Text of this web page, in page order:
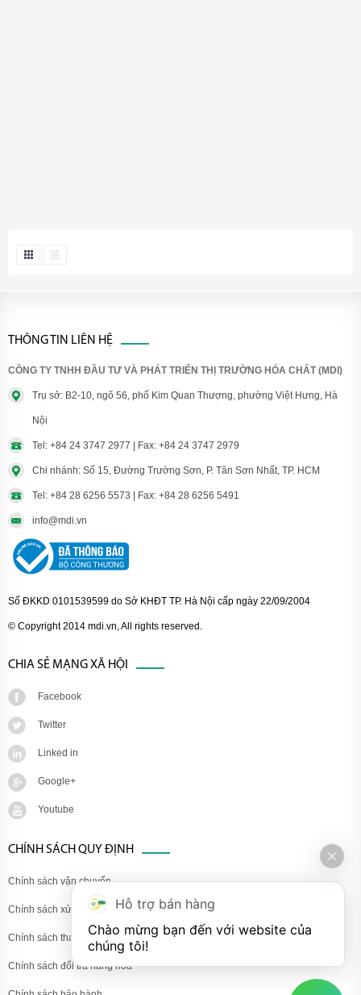
THÔNG TIN LIÊN HỆ
CÔNG TY TNHH ĐẦU TƯ VÀ PHÁT TRIỂN THỊ TRƯỜNG HÓA CHẤT (MDI)
Trụ sở: B2-10, ngõ 56, phố Kim Quan Thượng, phường Việt Hưng, Hà
Nội
Tel: +84 24 3747 2977 | Fax: +84 24 3747 2979
Chi nhánh: Số 15, Đường Trường Sơn, P. Tân Sơn Nhất, TP. HCM
Tel: +84 28 6256 5573 | Fax: +84 28 6256 5491
info@mdi.vn
Số ĐKKD 0101539599 do Sở KHĐT TP. Hà Nội cấp ngày 22/09/2004
© Copyright 2014 mdi.vn, All rights reserved.
CHIA SẺ MẠNG XÃ HỘI
Facebook
Twitter
Linked in
Google+
Youtube
CHÍNH SÁCH QUY ĐỊNH
Chính sách vận chuyển
Chính sách xử lý khiếu nại
Chính sách thanh toán
Chính sách đổi trả hàng hóa
Hỗ trợ bán hàng
Chào mừng bạn đến với website của
chúng tôi!